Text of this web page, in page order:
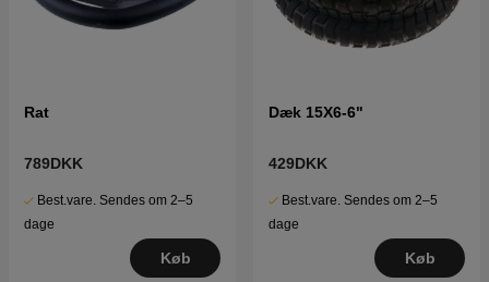
Rat
789DKK
Best.vare. Sendes om 2–5
dage
Køb
Dæk 15X6-6"
429DKK
Best.vare. Sendes om 2–5
dage
Køb